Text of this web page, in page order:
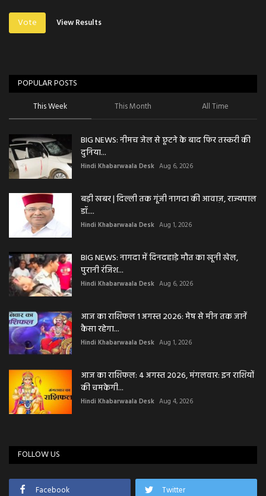
Vote View Results
POPULAR POSTS
This Week This Month All Time
BIG NEWS: नीमच जेल से छूटने के बाद फिर तस्करी की
दुनिया...
Hindi Khabarwaala Desk Aug 6, 2026
बड़ी खबर | दिल्ली तक गूंजी नागदा की आवाज़, राज्यपाल
डॉ....
Hindi Khabarwaala Desk Aug 1, 2026
BIG NEWS: नागदा में दिनदहाड़े मौत का खूनी खेल,
पुरानी रंजिश...
Hindi Khabarwaala Desk Aug 6, 2026
आज का राशिफल 1 अगस्त 2026: मेष से मीन तक जानें
कैसा रहेगा...
Hindi Khabarwaala Desk Aug 1, 2026
आज का राशिफल: 4 अगस्त 2026, मंगलवार: इन राशियों
की चमकेगी...
Hindi Khabarwaala Desk Aug 4, 2026
FOLLOW US
Facebook Twitter